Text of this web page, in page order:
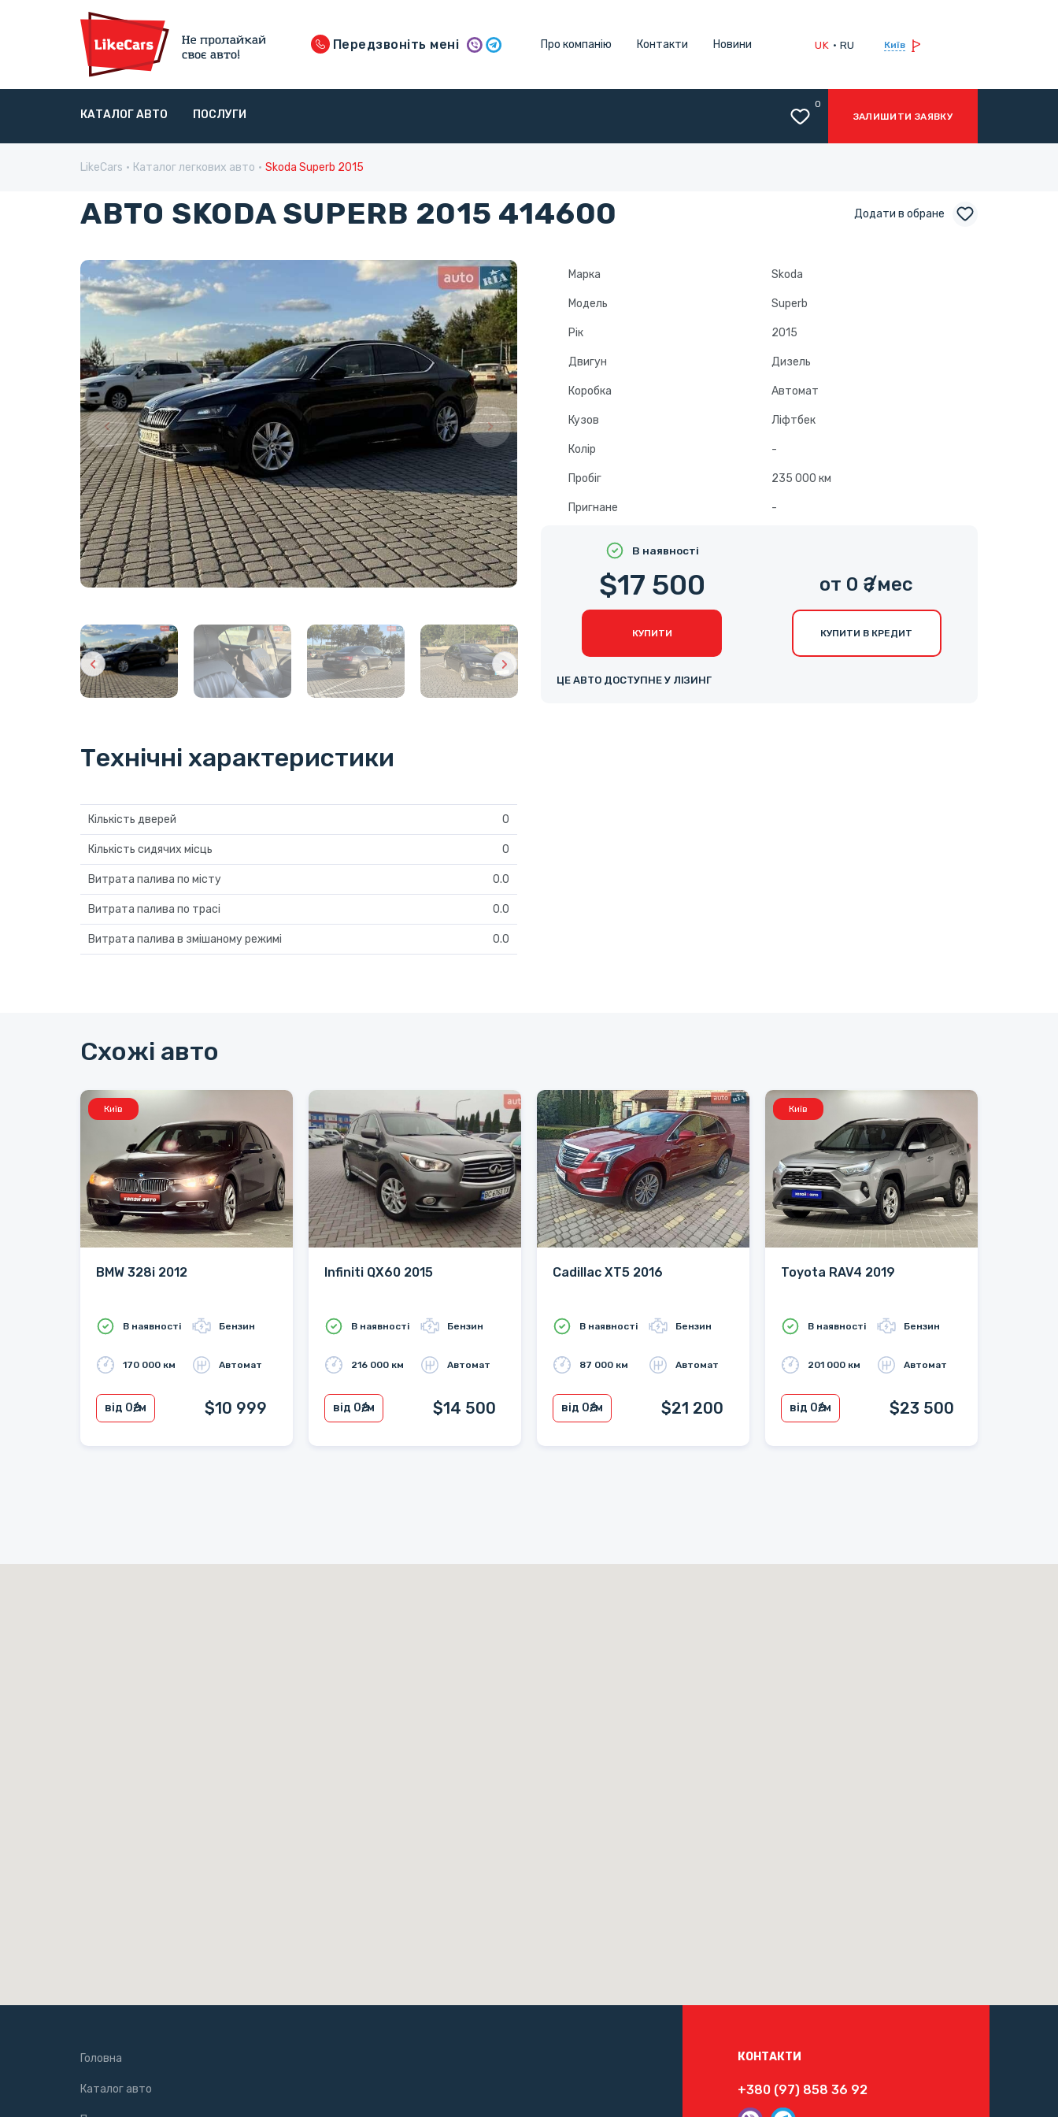
Передзвоніть мені Про компанію Контакти Новини UK RU Київ
КАТАЛОГ АВТО ПОСЛУГИ
0
ЗАЛИШИТИ ЗАЯВКУ
LikeCars Каталог легкових авто Skoda Superb 2015
АВТО SKODA SUPERB 2015 414600 Додати в обране
Марка Skoda
Модель Superb
Рік 2015
Двигун Дизель
Коробка Автомат
Кузов Ліфтбек
Колір -
Пробіг 235 000 км
Пригнане -
В наявності
$17 500
КУПИТИ
от 0 ₴ /мес
КУПИТИ В КРЕДИТ
ЦЕ АВТО ДОСТУПНЕ У ЛІЗИНГ
Технічні характеристики
Кількість дверей 0
Кількість сидячих місць 0
Витрата палива по місту 0.0
Витрата палива по трасі 0.0
Витрата палива в змішаному режимі 0.0
Схожі авто
Київ
BMW 328i 2012
В наявності Бензин
170 000 км Автомат
від 0₴/м $10 999
Infiniti QX60 2015
В наявності Бензин
216 000 км Автомат
від 0₴/м $14 500
Cadillac XT5 2016
В наявності Бензин
87 000 км Автомат
від 0₴/м $21 200
Київ
Toyota RAV4 2019
В наявності Бензин
201 000 км Автомат
від 0₴/м $23 500
Головна
Каталог авто
КОНТАКТИ
+380 (97) 858 36 92